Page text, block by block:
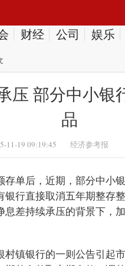
财经 公司 娱乐
压 部分中小银
品
11-19 09:19:45 经济参考报
存单后，近期，部分中小
行直接取消五年期整存
息差持续承压的背景下，
村镇银行的一则公告引起